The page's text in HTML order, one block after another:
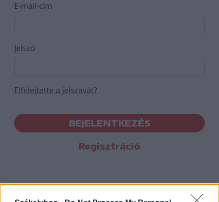
E-mail-cím
Jelszó
Elfelejtette a jelszavát?
BEJELENTKEZÉS
Regisztráció